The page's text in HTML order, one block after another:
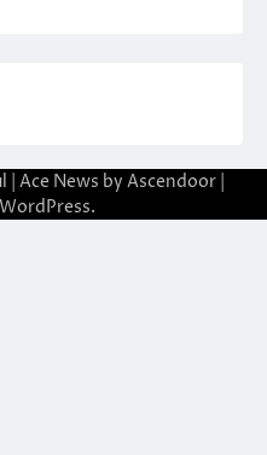
| Ace News by Ascendoor
WordPress.